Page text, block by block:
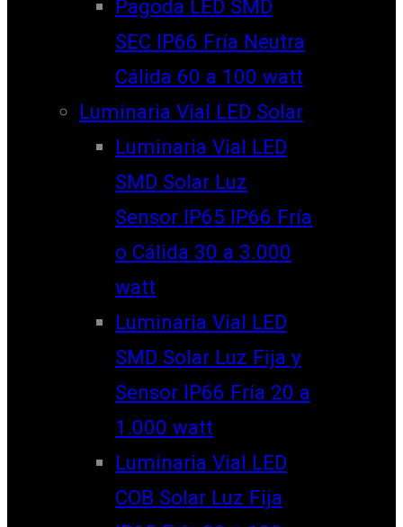
Pagoda LED SMD
SEC IP66 Fría Neutra
Cálida 60 a 100 watt
Luminaria Vial LED Solar
Luminaria Vial LED
SMD Solar Luz
Sensor IP65 IP66 Fría
o Cálida 30 a 3.000
watt
Luminaria Vial LED
SMD Solar Luz Fija y
Sensor IP66 Fría 20 a
1.000 watt
Luminaria Vial LED
COB Solar Luz Fija